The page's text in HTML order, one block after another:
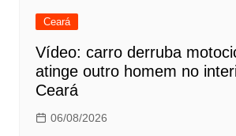
Ceará
Vídeo: carro derruba
atinge outro homem no
Ceará
06/08/2026